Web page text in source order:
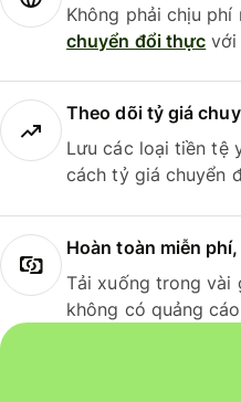
Không phải chịu phí
chuyển đổi thực với
Theo dõi tỷ giá
Lưu các loại tiền tệ
cách tỷ giá chuyển
Hoàn toàn miễn
Tải xuống trong vài
không có quảng